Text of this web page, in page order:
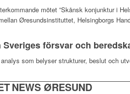
mötet ”Skånsk konjunktur i
Øresundsinstituttet, Helsingborgs
försvar och
som belyser strukturer, beslut och
NEWS ØRESUND